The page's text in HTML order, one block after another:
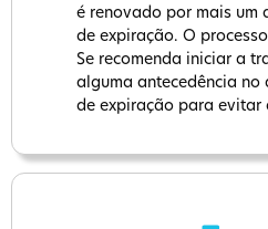
é renovado por mais um
de expiração. O
Se recomenda iniciar a
alguma antecedência no
de expiração para evitar